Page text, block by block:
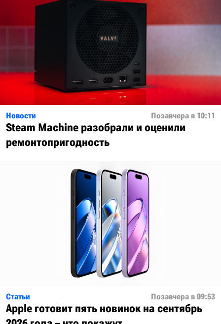
Новости Позавчера в 10:11
Steam Machine разобрали и оценили
ремонтопригодность
Статьи Позавчера в 09:53
Apple готовит пять новинок на сентябрь